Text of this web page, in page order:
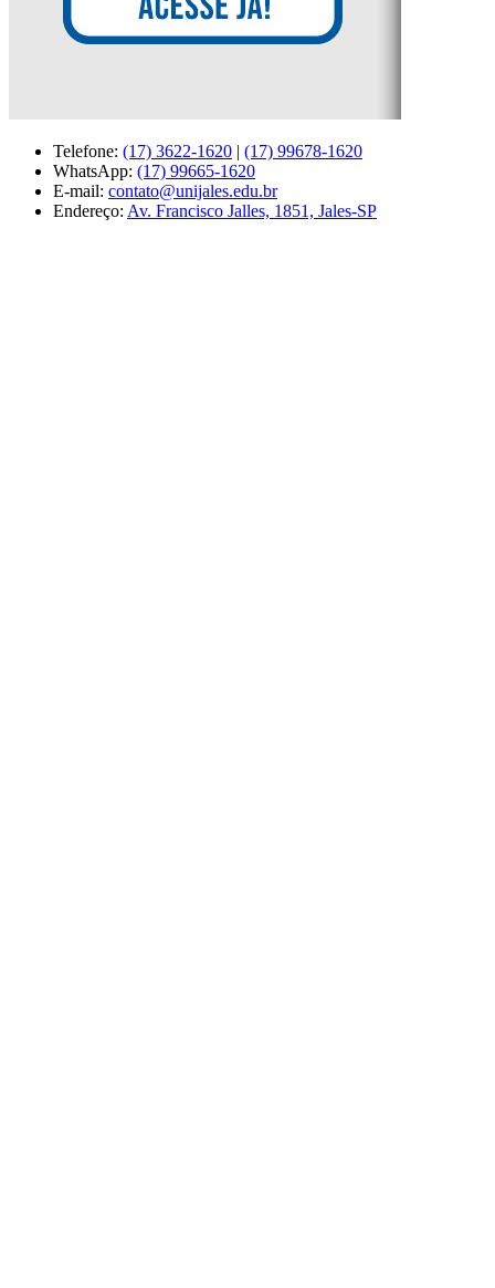
Telefone: (17) 3622-1620 | (17) 99678-1620
WhatsApp: (17) 99665-1620
E-mail: contato@unijales.edu.br
Endereço: Av. Francisco Jalles, 1851, Jales-SP